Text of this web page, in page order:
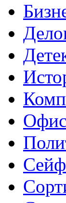
Офис